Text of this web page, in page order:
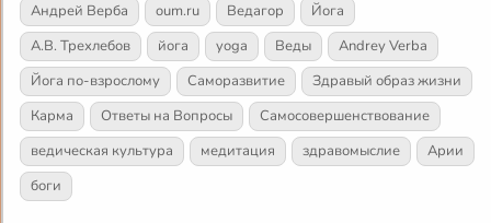
Андрей Верба oum.ru Ведагор
Йога
А.В. Трехлебов
йога yoga Веды
Andrey Verba
Йога по-взрослому
Саморазвитие
Здравый образ жизни
Карма
Ответы на Вопросы
Самосовершенствование
ведическая культура
медитация здравомыслие
Арии
боги